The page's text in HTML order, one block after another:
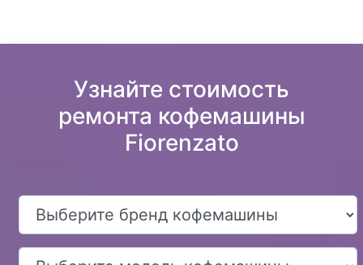
Узнайте стоимость
ремонта кофемашины
Fiorenzato